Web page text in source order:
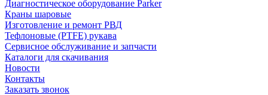
Диагностическое оборудование Parker
Краны шаровые
Изготовление и ремонт РВД
Тефлоновые (PTFE) рукава
Сервисное обслуживание и запчасти
Каталоги для скачивания
Новости
Контакты
Заказать звонок